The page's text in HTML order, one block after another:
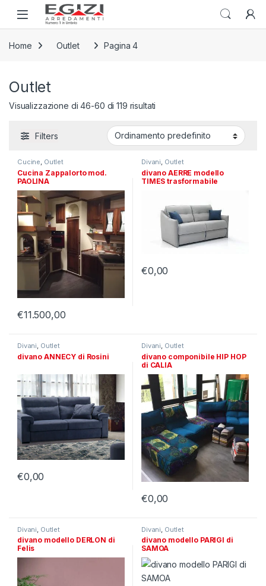
Skip to navigation
Skip to content
Open
Home Outlet Pagina 4
Outlet
Visualizzazione di 46-60 di 119 risultati
Filters
Cucine, Outlet
Cucina Zappalorto mod.
PAOLINA
€11.500,00
Divani, Outlet
divano AERRE modello
TIMES trasformabile
€0,00
Divani, Outlet
divano ANNECY di Rosini
€0,00
Divani, Outlet
divano componibile HIP HOP
di CALIA
€0,00
Divani Outlet
divano modello DERLON di
Felis
Divani Outlet
divano modello PARIGI di
SAMOA